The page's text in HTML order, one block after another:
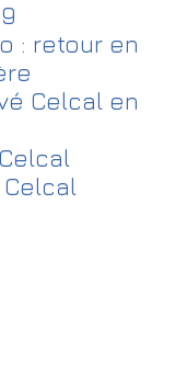
: retour en
Celcal en